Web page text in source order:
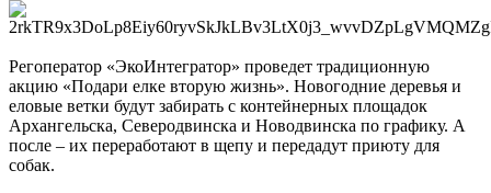
Регоператор «ЭкоИнтегратор» проведет традиционную
акцию «Подари елке вторую жизнь». Новогодние деревья и
еловые ветки будут забирать с контейнерных площадок
Архангельска, Северодвинска и Новодвинска по графику. А
после – их переработают в щепу и передадут приюту для
собак.